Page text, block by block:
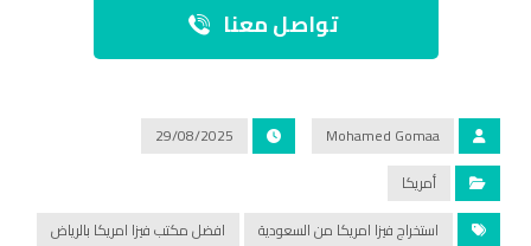
تواصل معنا
Mohamed Gomaa
29/08/2025
أمريكا
استخراج فيزا امريكا من السعودية
افضل مكتب فيزا امريكا بالرياض